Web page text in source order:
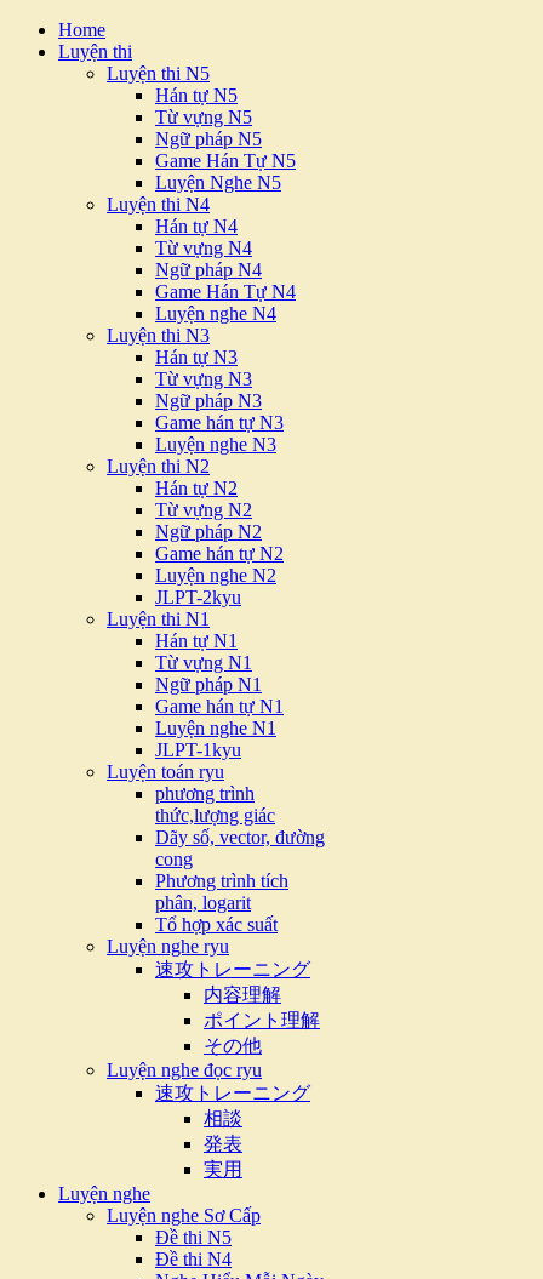
Home
Luyện thi
Luyện thi N5
Hán tự N5
Từ vựng N5
Ngữ pháp N5
Game Hán Tự N5
Luyện Nghe N5
Luyện thi N4
Hán tự N4
Từ vựng N4
Ngữ pháp N4
Game Hán Tự N4
Luyện nghe N4
Luyện thi N3
Hán tự N3
Từ vựng N3
Ngữ pháp N3
Game hán tự N3
Luyện nghe N3
Luyện thi N2
Hán tự N2
Từ vựng N2
Ngữ pháp N2
Game hán tự N2
Luyện nghe N2
JLPT-2kyu
Luyện thi N1
Hán tự N1
Từ vựng N1
Ngữ pháp N1
Game hán tự N1
Luyện nghe N1
JLPT-1kyu
Luyện toán ryu
phương trình
thức,lượng giác
Dãy số, vector, đường
cong
Phương trình tích
phân, logarit
Tổ hợp xác suất
Luyện nghe ryu
速攻トレーニング
内容理解
ポイント理解
その他
Luyện nghe đọc ryu
速攻トレーニング
相談
発表
実用
Luyện nghe
Luyện nghe Sơ Cấp
Đề thi N5
Đề thi N4